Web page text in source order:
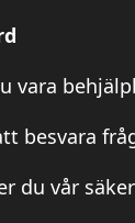
vara
besvara
du vår